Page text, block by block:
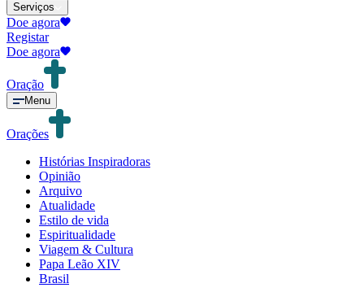
Serviços
Doe agora
Registar
Doe agora
Oração
Menu
Orações
Histórias Inspiradoras
Opinião
Arquivo
Atualidade
Estilo de vida
Espiritualidade
Viagem & Cultura
Papa Leão XIV
Brasil